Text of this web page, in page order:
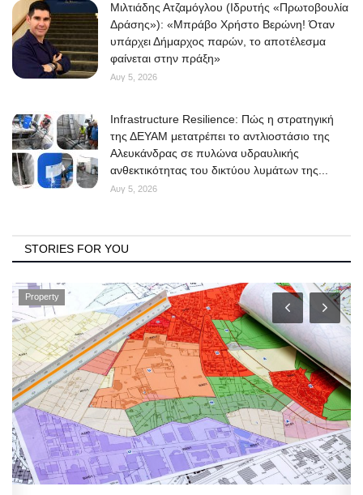
Μιλτιάδης Ατζαμόγλου (Ιδρυτής «Πρωτοβουλία
Δράσης»): «Μπράβο Χρήστο Βερώνη! Όταν
υπάρχει Δήμαρχος παρών, το αποτέλεσμα
φαίνεται στην πράξη»
Αυγ 5, 2026
Infrastructure Resilience: Πώς η στρατηγική
της ΔΕΥΑΜ μετατρέπει το αντλιοστάσιο της
Αλευκάνδρας σε πυλώνα υδραυλικής
ανθεκτικότητας του δικτύου λυμάτων της...
Αυγ 5, 2026
STORIES FOR YOU
Property